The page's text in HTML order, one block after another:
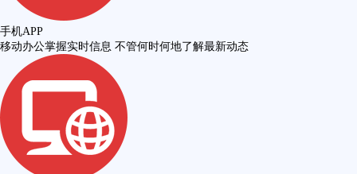
手机APP
移动办公掌握实时信息 不管何时何地了解最新动态